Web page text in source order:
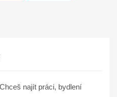
najít práci, bydlení